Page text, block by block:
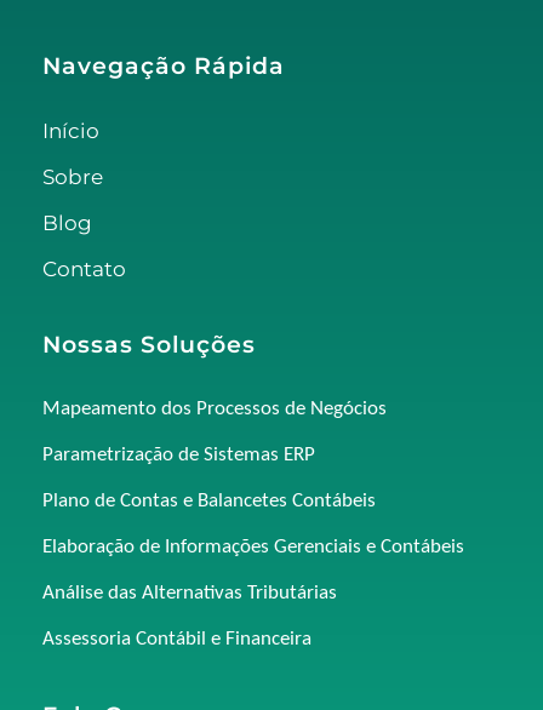
Navegação Rápida
Início
Sobre
Blog
Contato
Nossas Soluções
Mapeamento dos Processos de Negócios
Parametrização de Sistemas ERP
Plano de Contas e Balancetes Contábeis
Elaboração de Informações Gerenciais e Contábeis
Análise das Alternativas Tributárias
Assessoria Contábil e Financeira